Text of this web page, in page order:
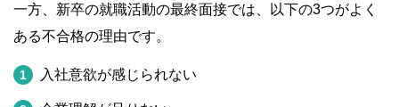
一方、新卒の就職活動の最終面接では、以下の3つがよく
ある不合格の理由です。
入社意欲が感じられない